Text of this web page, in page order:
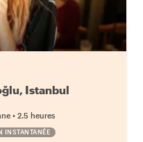
Istanbul
• 2.5 heures
INSTANTANÉE